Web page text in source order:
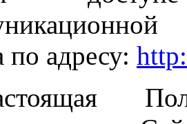
по адресу: